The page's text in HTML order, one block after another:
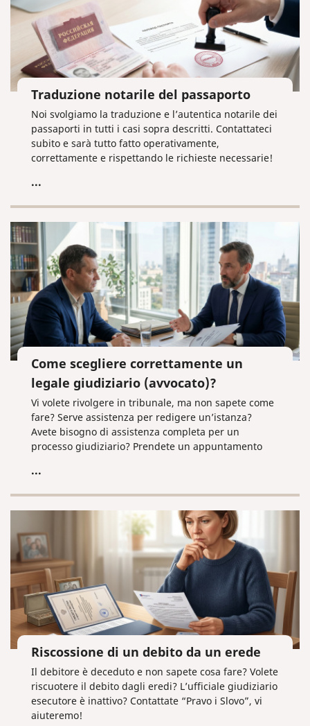
Traduzione notarile del passaporto
Noi svolgiamo la traduzione e l’autentica notarile dei
passaporti in tutti i casi sopra descritti. Contattateci
subito e sarà tutto fatto operativamente,
correttamente e rispettando le richieste necessarie!
...
Come scegliere correttamente un
legale giudiziario (avvocato)?
Vi volete rivolgere in tribunale, ma non sapete come
fare? Serve assistenza per redigere un’istanza?
Avete bisogno di assistenza completa per un
processo giudiziario? Prendete un appuntamento
slovo” all’indirizzo law@pravoislovo.ru
...
Riscossione di un debito da un erede
Il debitore è deceduto e non sapete cosa fare? Volete
riscuotere il debito dagli eredi? L’ufficiale giudiziario
esecutore è inattivo? Contattate “Pravo i Slovo”, vi
aiuteremo!